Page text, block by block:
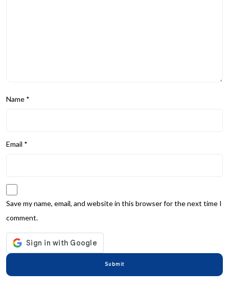
Name *
Email *
Save my name, email, and website in this browser for the next time I
comment.